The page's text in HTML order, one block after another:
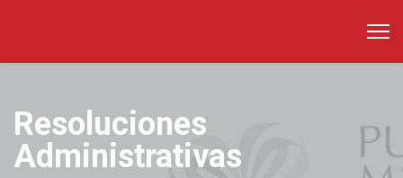
Resoluciones
Administrativas